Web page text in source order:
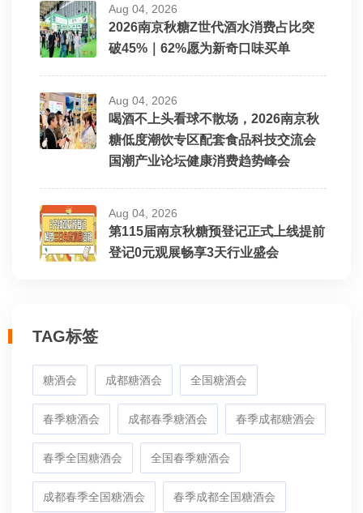
Aug 04, 2026
2026南京秋糖Z世代酒水消费占比突
破45%｜62%愿为新奇口味买单
Aug 04, 2026
喝酒不上头看球不散场，2026南京秋
糖低度潮饮专区配套食品科技交流会
国潮产业论坛健康消费趋势峰会
Aug 04, 2026
第115届南京秋糖预登记正式上线提前
登记0元观展畅享3天行业盛会
TAG标签
糖酒会 成都糖酒会 全国糖酒会
春季糖酒会 成都春季糖酒会 春季成都糖酒会
春季全国糖酒会 全国春季糖酒会
成都春季全国糖酒会 春季成都全国糖酒会